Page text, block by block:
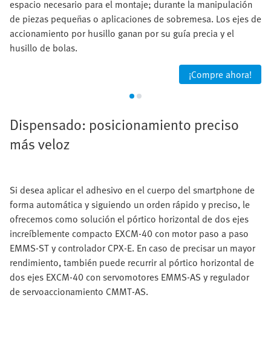
espacio necesario para el montaje; durante la manipulación
de piezas pequeñas o aplicaciones de sobremesa. Los ejes de
accionamiento por husillo ganan por su guía precia y el
husillo de bolas.
¡Compre ahora!
Dispensado: posicionamiento preciso
más veloz
Si desea aplicar el adhesivo en el cuerpo del smartphone de
forma automática y siguiendo un orden rápido y preciso, le
ofrecemos como solución el pórtico horizontal de dos ejes
increíblemente compacto EXCM-40 con motor paso a paso
EMMS-ST y controlador CPX-E. En caso de precisar un mayor
rendimiento, también puede recurrir al pórtico horizontal de
dos ejes EXCM-40 con servomotores EMMS-AS y regulador
de servoaccionamiento CMMT-AS.